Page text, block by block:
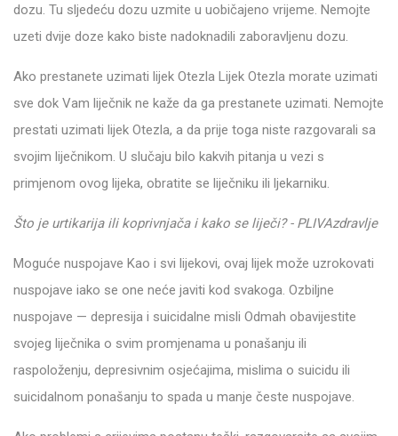
dozu. Tu sljedeću dozu uzmite u uobičajeno vrijeme. Nemojte
uzeti dvije doze kako biste nadoknadili zaboravljenu dozu.
Ako prestanete uzimati lijek Otezla Lijek Otezla morate uzimati
sve dok Vam liječnik ne kaže da ga prestanete uzimati. Nemojte
prestati uzimati lijek Otezla, a da prije toga niste razgovarali sa
svojim liječnikom. U slučaju bilo kakvih pitanja u vezi s
primjenom ovog lijeka, obratite se liječniku ili ljekarniku.
Što je urtikarija ili koprivnjača i kako se liječi? - PLIVAzdravlje
Moguće nuspojave Kao i svi lijekovi, ovaj lijek može uzrokovati
nuspojave iako se one neće javiti kod svakoga. Ozbiljne
nuspojave — depresija i suicidalne misli Odmah obavijestite
svojeg liječnika o svim promjenama u ponašanju ili
raspoloženju, depresivnim osjećajima, mislima o suicidu ili
suicidalnom ponašanju to spada u manje česte nuspojave.